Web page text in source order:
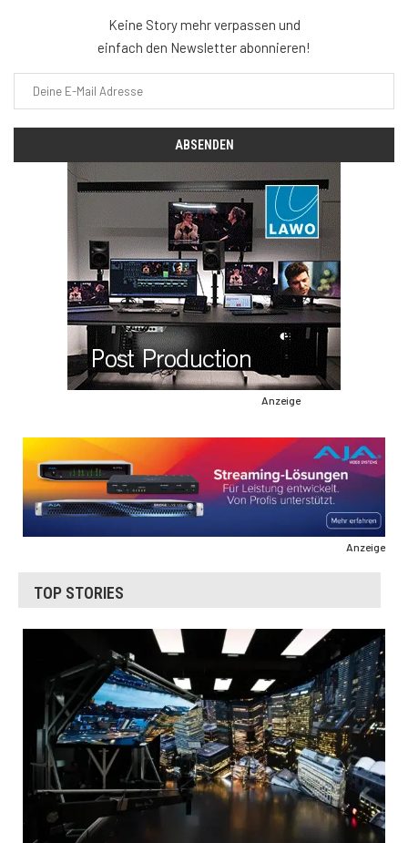
Keine Story mehr verpassen und
einfach den Newsletter abonnieren!
Anzeige
Anzeige
TOP STORIES